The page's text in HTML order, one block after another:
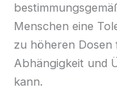
Menschen eine
zu höheren Dosen
Abhängigkeit und
kann.